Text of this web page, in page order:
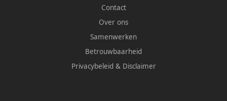
Contact
Over ons
Samenwerken
Betrouwbaarheid
Privacybeleid & Disclaimer